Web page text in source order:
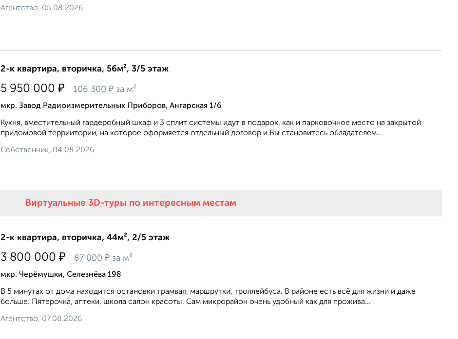
Агентство, 05.08.2026
2-к квартира, вторичка, 56м², 3/5 этаж
5 950 000 ₽ 106 300 ₽ за м²
мкр. Завод Радиоизмерительных Приборов, Ангарская 1/6
Кухня, вместительный гардеробный шкаф и 3 сплит системы идут в подарок, как и парковочное место на закрытой
придомовой терриитории, на которое оформяется отдельный договор и Вы становитесь обладателем...
Собственник, 04.08.2026
Виртуальные 3D-туры по интересным местам
2-к квартира, вторичка, 44м², 2/5 этаж
3 800 000 ₽ 87 000 ₽ за м²
мкр. Черёмушки, Селезнёва 198
В 5 минутах от дома находится остановки трамвая, маршрутки, троллейбуса. В районе есть всё для жизни и даже
больше. Пятерочка, аптеки, школа салон красоты. Сам микрорайон очень удобный как для прожива...
Агентство, 07.08.2026